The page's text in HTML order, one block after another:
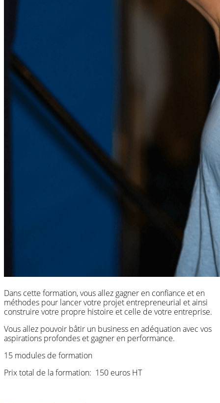
Dans cette formation, vous allez gagner en confiance et en
méthodes pour lancer votre projet entrepreneurial et ainsi
construire votre propre histoire et celle de votre entreprise.
Vous allez pouvoir bâtir un business en adéquation avec vos
aspirations profondes et gagner en performance.
15 modules de formation
Prix total de la formation: 150 euros HT